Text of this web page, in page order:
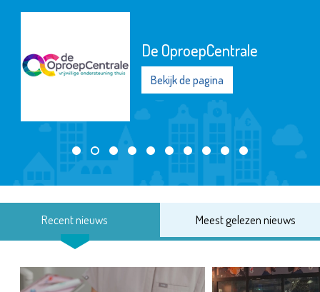
De OproepCentrale
Bekijk de pagina
Recent nieuws Meest gelezen nieuws